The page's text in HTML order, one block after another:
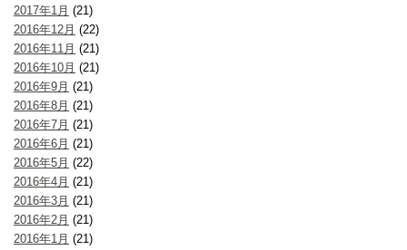
2017年1月 (21)
2016年12月 (22)
2016年11月 (21)
2016年10月 (21)
2016年9月 (21)
2016年8月 (21)
2016年7月 (21)
2016年6月 (21)
2016年5月 (22)
2016年4月 (21)
2016年3月 (21)
2016年2月 (21)
2016年1月 (21)